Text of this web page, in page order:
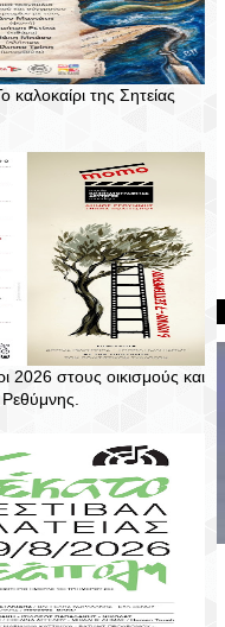
της Σητείας
2026 στους οικισμούς και